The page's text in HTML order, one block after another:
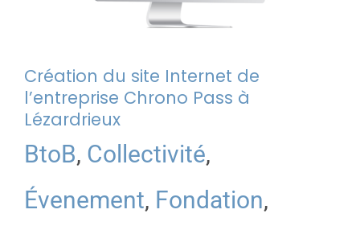
Création du site Internet de
l’entreprise Chrono Pass à
Lézardrieux
BtoB, Collectivité,
Évenement, Fondation,